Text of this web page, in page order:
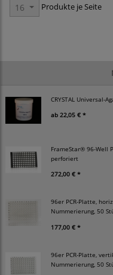
CRYSTAL Universal-
ab 22,05 € *
FrameStar® 96-Well
perforiert
272,00 € *
96er PCR-Platte,
Nummerierung, 50
177,00 € *
96er PCR-Platte,
Nummerierung, 50
16 Produkte je Seite